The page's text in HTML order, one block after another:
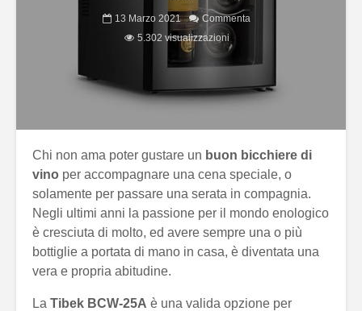
13 Marzo 2021
Commenta
5.302 visualizzazioni
Chi non ama poter gustare un buon bicchiere di
vino per accompagnare una cena speciale, o
solamente per passare una serata in compagnia.
Negli ultimi anni la passione per il mondo enologico
è cresciuta di molto, ed avere sempre una o più
bottiglie a portata di mano in casa, è diventata una
vera e propria abitudine.
La Tibek BCW-25A è una valida opzione per